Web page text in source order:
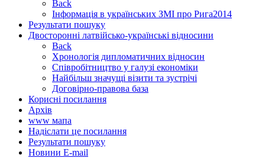
Back
Інформація в українських ЗМІ про Рига2014
Результати пошуку
Двосторонні латвійсько-українські відносини
Back
Хронологія дипломатичних відносин
Співробітництво у галузі економіки
Найбільш значущі візити та зустрічі
Договірно-правова база
Корисні посилання
Архів
www мапа
Надіслати це посилання
Результати пошуку
Новини Е-mail